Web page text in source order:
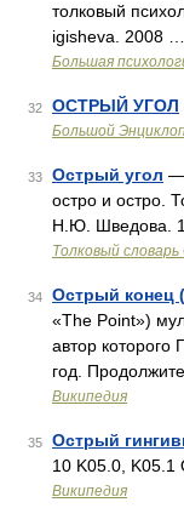
толковый
igisheva. 2008 …
Большая
32 ОСТРЫЙ УГОЛ
Большой
33 Острый угол —
остро и остро.
Н.Ю. Шведова.
Толковый
34 Острый конец
«The Point»)
автор
год.
Википедия
35 Острый
10 K05.0, K05.1
Википедия